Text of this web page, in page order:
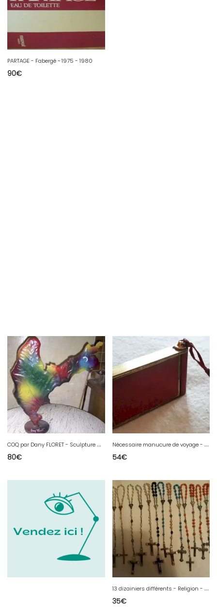
PARTAGE - Fabergé ~ 1975 - 1980
90€
C
OQ par Dany FLORET - Sculpture métallique
80€
N
écessaire manucure de voyage - XXe - Niegeloh - Allemagne
54€
1
3 dizainiers différents - Religion - Christianisme - Dévotion - INRI
35€